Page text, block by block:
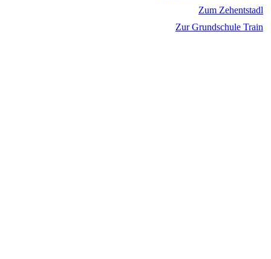
Zum Zehentstadl
Zur Grundschule Train